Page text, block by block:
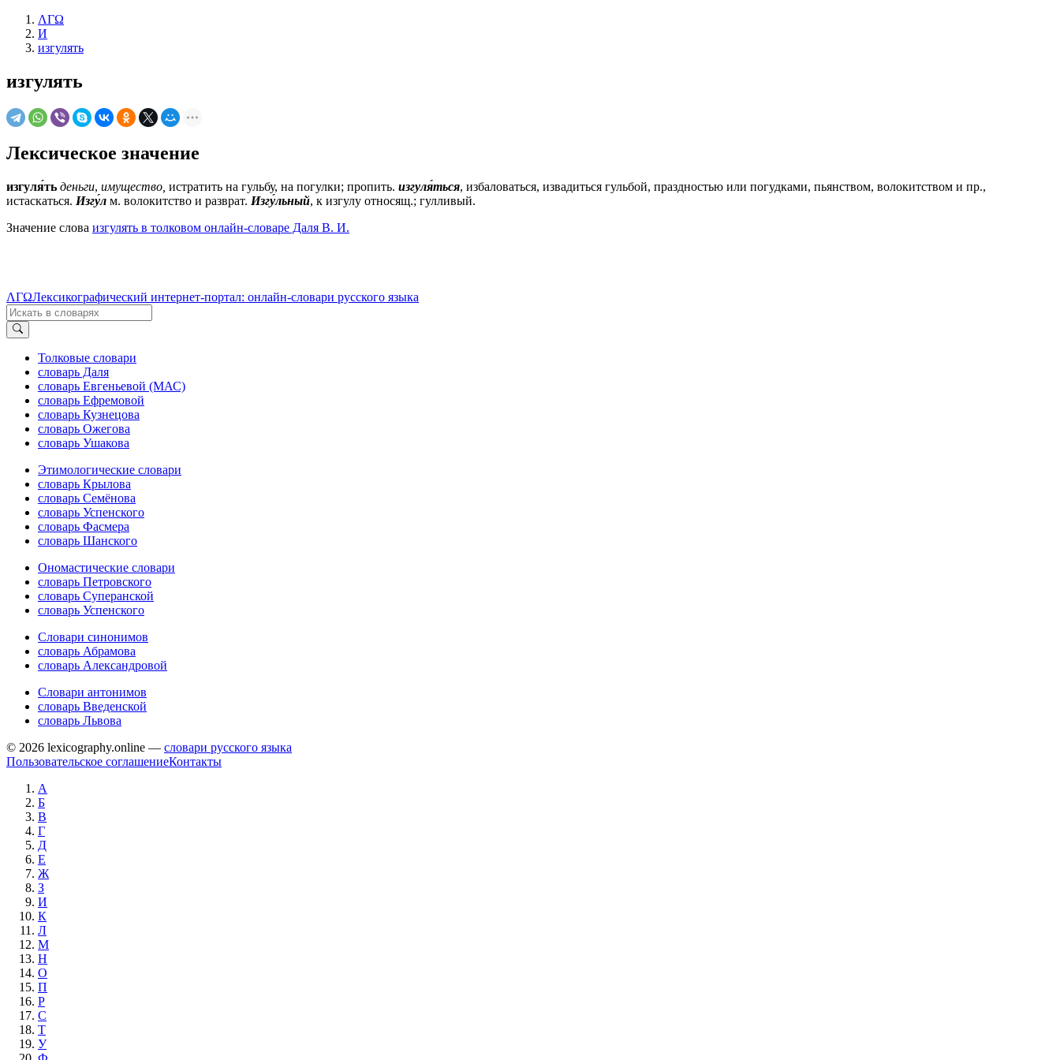
ΛΓΩ
И
изгулять
изгулять
Лексическое значение
изгуля́ть деньги, имущество, истратить на гульбу, на погулки; пропить. изгуля́ться, избаловаться, извадиться гульбой, праздностью или погудками, пьянством, волокитством и пр.,
истаскаться. Изгу́л м. волокитство и разврат. Изгу́льный, к изгулу относящ.; гулливый.
Значение слова изгулять в толковом онлайн-словаре Даля В. И.
ΛΓΩЛексикографический интернет-портал: онлайн-словари русского языка
Толковые словари
словарь Даля
словарь Евгеньевой (МАС)
словарь Ефремовой
словарь Кузнецова
словарь Ожегова
словарь Ушакова
Этимологические словари
словарь Крылова
словарь Семёнова
словарь Успенского
словарь Фасмера
словарь Шанского
Ономастические словари
словарь Петровского
словарь Суперанской
словарь Успенского
Словари синонимов
словарь Абрамова
словарь Александровой
Словари антонимов
словарь Введенской
словарь Львова
© 2026 lexicography.online — словари русского языка
Пользовательское соглашениеКонтакты
А
Б
В
Г
Д
Е
Ж
З
И
К
Л
М
Н
О
П
Р
С
Т
У